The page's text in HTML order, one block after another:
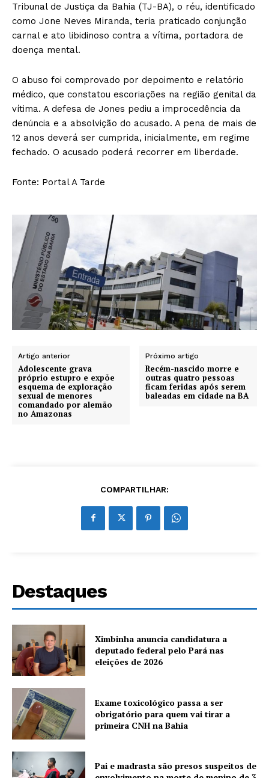
Tribunal de Justiça da Bahia (TJ-BA), o réu, identificado
como Jone Neves Miranda, teria praticado conjunção
carnal e ato libidinoso contra a vítima, portadora de
doença mental.
O abuso foi comprovado por depoimento e relatório
médico, que constatou escoriações na região genital da
vítima. A defesa de Jones pediu a improcedência da
denúncia e a absolvição do acusado. A pena de mais de
12 anos deverá ser cumprida, inicialmente, em regime
fechado. O acusado poderá recorrer em liberdade.
Fonte: Portal A Tarde
Artigo anterior
Adolescente grava
próprio estupro e expõe
esquema de exploração
sexual de menores
comandado por alemão
no Amazonas
Próximo artigo
Recém-nascido morre e
outras quatro pessoas
ficam feridas após serem
baleadas em cidade na BA
COMPARTILHAR:
Destaques
Ximbinha anuncia candidatura a
deputado federal pelo Pará nas
eleições de 2026
Exame toxicológico passa a ser
obrigatório para quem vai tirar a
primeira CNH na Bahia
Pai e madrasta são presos suspeitos de